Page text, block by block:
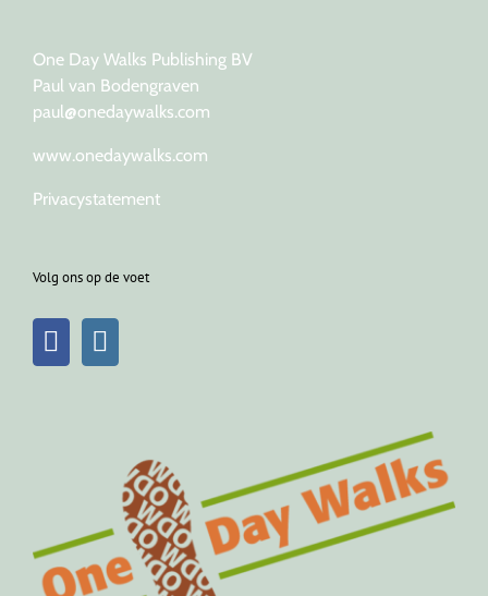
One Day Walks Publishing BV
Paul van Bodengraven
paul@onedaywalks.com
www.onedaywalks.com
Privacystatement
Volg ons op de voet